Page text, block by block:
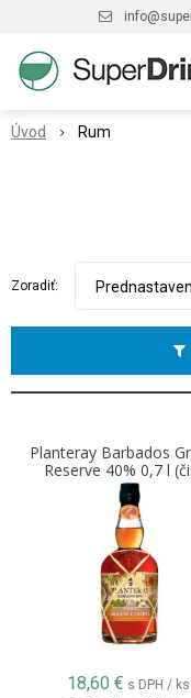
Úvod Rum
Zoradiť:
Planteray Barbados
Reserve 40% 0,7 l
fľaša)
18,60 € s DPH / ks